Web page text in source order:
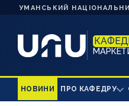
УМАНСЬКИЙ
НОВИНИ ПРО КАФЕДРУ